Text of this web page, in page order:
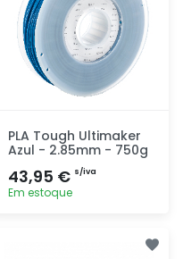
PLA Tough Ultimaker
Azul - 2.85mm - 750g
43,95 € s/iva
Em estoque